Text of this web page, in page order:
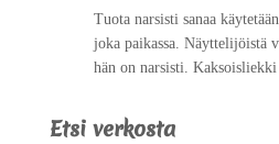
Tuota narsisti sanaa
joka paikassa. Näyttelijöistä
hän on narsisti.
Etsi verkosta